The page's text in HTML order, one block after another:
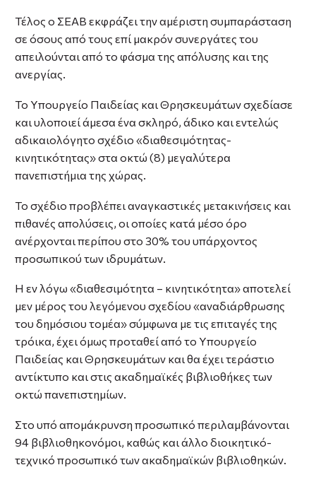
Τέλος ο ΣΕΑΒ εκφράζει την αμέριστη συμπαράσταση
σε όσους από τους επί μακρόν συνεργάτες του
απειλούνται από το φάσμα της απόλυσης και της
ανεργίας.
Το Υπουργείο Παιδείας και Θρησκευμάτων σχεδίασε
και υλοποιεί άμεσα ένα σκληρό, άδικο και εντελώς
αδικαιολόγητο σχέδιο «διαθεσιμότητας-
κινητικότητας» στα οκτώ (8) μεγαλύτερα
πανεπιστήμια της χώρας.
Το σχέδιο προβλέπει αναγκαστικές μετακινήσεις και
πιθανές απολύσεις, οι οποίες κατά μέσο όρο
ανέρχονται περίπου στο 30% του υπάρχοντος
προσωπικού των ιδρυμάτων.
Η εν λόγω «διαθεσιμότητα – κινητικότητα» αποτελεί
μεν μέρος του λεγόμενου σχεδίου «αναδιάρθρωσης
του δημόσιου τομέα» σύμφωνα με τις επιταγές της
τρόικα, έχει όμως προταθεί από το Υπουργείο
Παιδείας και Θρησκευμάτων και θα έχει τεράστιο
αντίκτυπο και στις ακαδημαϊκές βιβλιοθήκες των
οκτώ πανεπιστημίων.
Στο υπό απομάκρυνση προσωπικό περιλαμβάνονται
94 βιβλιοθηκονόμοι, καθώς και άλλο διοικητικό-
τεχνικό προσωπικό των ακαδημαϊκών βιβλιοθηκών.